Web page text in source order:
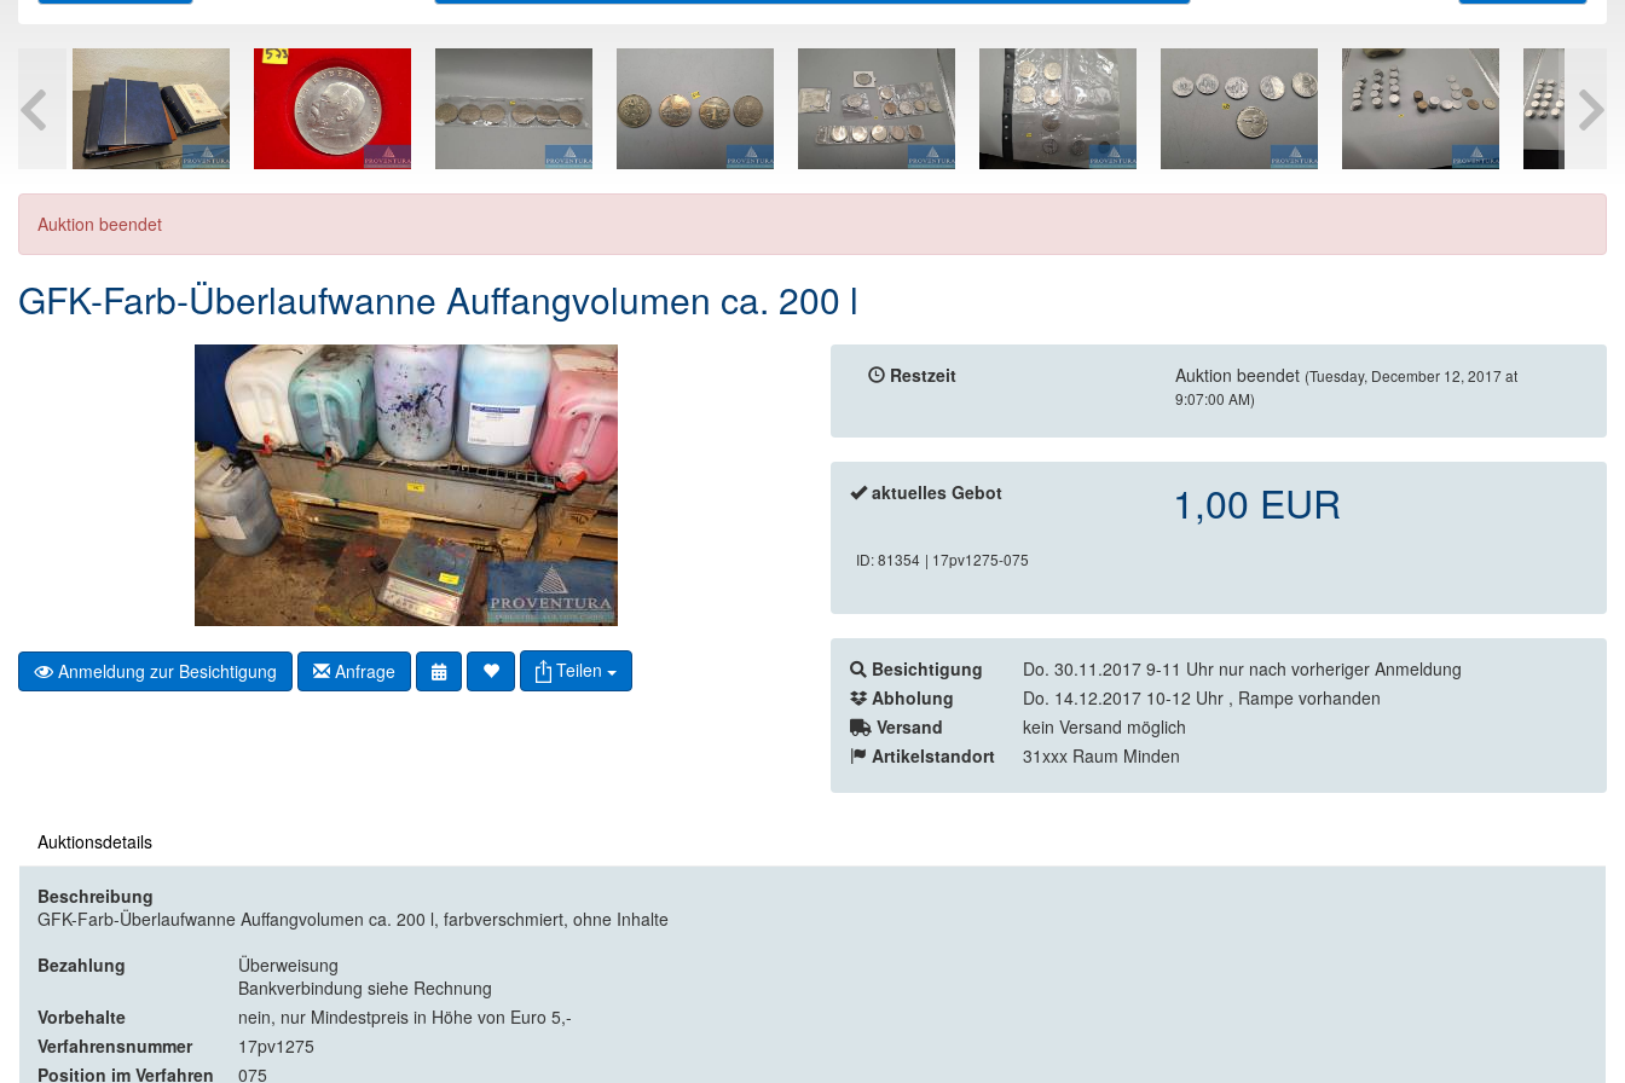
Auktion beendet
GFK-Farb-Überlaufwanne Auffangvolumen ca. 200 l
Anmeldung zur Besichtigung Anfrage Teilen
Restzeit Auktion beendet (Tuesday, December 12, 2017 at
9:07:00 AM)
aktuelles Gebot 1,00 EUR
ID: 81354 | 17pv1275-075
Besichtigung
Do. 30.11.2017 9-11 Uhr nur nach vorheriger Anmeldung
Abholung
Do. 14.12.2017 10-12 Uhr , Rampe vorhanden
Versand
kein Versand möglich
Artikelstandort
31xxx Raum Minden
Auktionsdetails
Beschreibung
GFK-Farb-Überlaufwanne Auffangvolumen ca. 200 l, farbverschmiert, ohne Inhalte
Bezahlung
Überweisung
Bankverbindung siehe Rechnung
Vorbehalte
nein, nur Mindestpreis in Höhe von Euro 5,-
Verfahrensnummer
17pv1275
Position im Verfahren
075